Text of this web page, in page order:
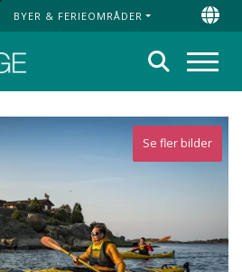
BYER & FERIEOMRÅDER
Søg
Se fler bilder